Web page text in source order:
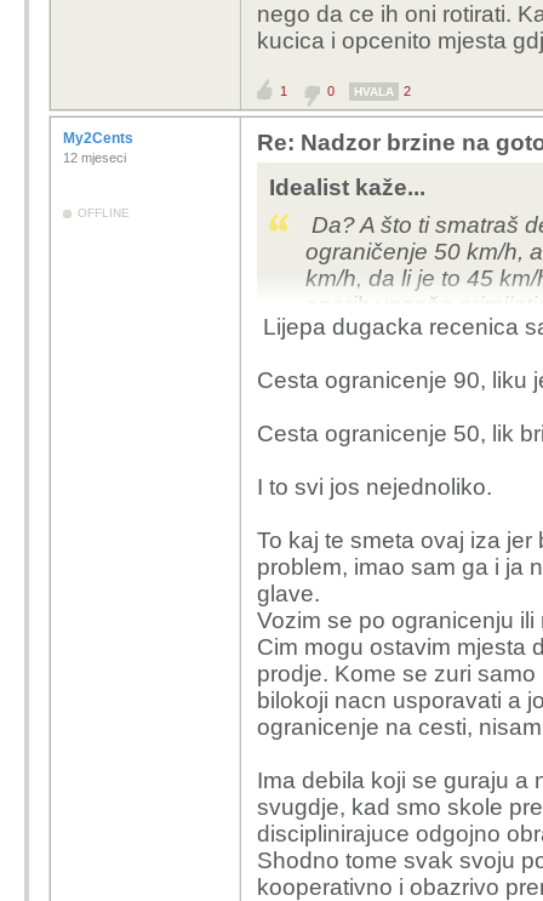
nego da ce ih oni rotirati.
kucica i opcenito mjesta
1 0 HVALA 2
My2Cents
12 mjeseci
OFFLINE
Re: Nadzor brzine na
Idealist kaže...
Da? A što ti smatraš
ograničenje 50 km/h,
km/h, da li je to 45
sporih vozača
koji mi se nabiju na
Lijepa dugacka recenica
Cesta ogranicenje 90, liku
Cesta ogranicenje 50, lik
I to svi jos nejednoliko.
To kaj te smeta ovaj iza
problem, imao sam ga i ja
glave.
Vozim se po ogranicenju
Cim mogu ostavim mjesta
prodje. Kome se zuri
bilokoji nacn usporavati a
ogranicenje na cesti,
Ima debila koji se guraju a
svugdje, kad smo skole
disciplinirajuce odgojno
Shodno tome svak svoju
kooperativno i obazrivo